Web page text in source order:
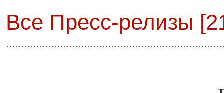
Все Пресс-релизы